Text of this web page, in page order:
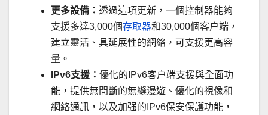
更多設備： 透過這項更新，一個控制器能夠
支援多達3,000個存取器和30,000個客户端，
建立靈活、具延展性的網絡，可支援更高容
量。
IPv6支援： 優化的IPv6客户端支援與全面功
能，提供無間斷的無縫漫遊、優化的視像和
網絡通訊，以及加强的IPv6保安保護功能，